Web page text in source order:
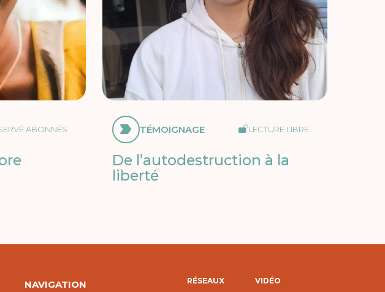
ABONNÉS TÉMOIGNAGE LECTURE LIBRE
De l’autodestruction à la
liberté
NAVIGATION
RÉSEAUX VIDÉO